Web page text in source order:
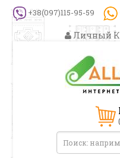
+38(097)115-95-59
Личный